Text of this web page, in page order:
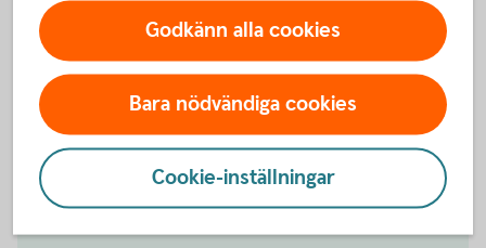
Läs mer om olika områden inom pension.
Pension - merinformation
Pensionsskola
Godkänn alla cookies
Bara nödvändiga cookies
Cookie-inställningar